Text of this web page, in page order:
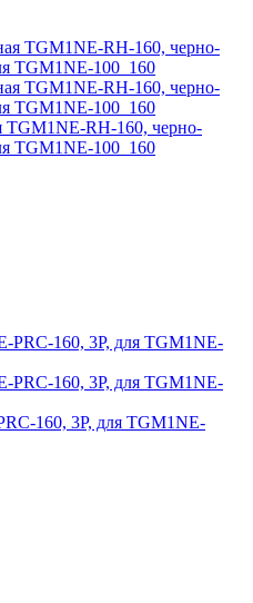
TGM1NE-RH-160, черно-
TGM1NE-100_160
160, 3P, для TGM1NE-